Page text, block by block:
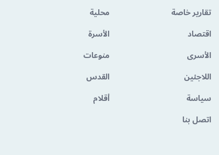
تقارير خاصة
محلية
اقتصاد
الأسرة
الأسرى
منوعات
اللاجئين
القدس
سياسة
أقلام
اتصل بنا